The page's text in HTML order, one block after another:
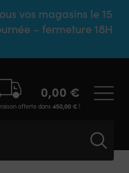
vos magasins le 15
– fermeture 18H
0,00 €
offerte dans450,00 €!